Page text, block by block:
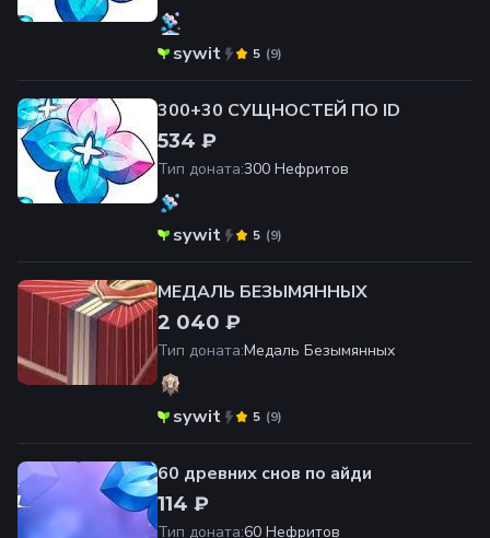
sywit (9)
5
300+30 СУЩНОСТЕЙ ПО ID
534 ₽
Тип доната:300 Нефритов
sywit (9)
5
МЕДАЛЬ БЕЗЫМЯННЫХ
2 040 ₽
Тип доната:Медаль Безымянных
sywit (9)
5
60 древних снов по айди
114 ₽
Тип доната:60 Нефритов